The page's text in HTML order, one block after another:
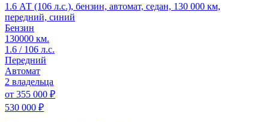
1.6 АТ (106 л.с.), бензин, автомат, седан, 130 000 км,
передний, синий
Бензин
130000 км.
1.6 / 106 л.с.
Передний
Автомат
2 владельца
от 355 000 ₽
530 000 ₽